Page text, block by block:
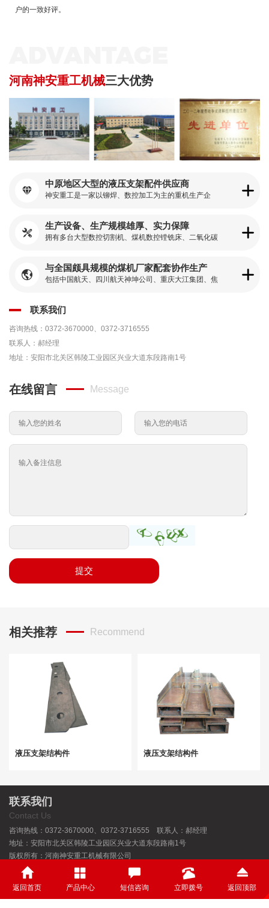
户的一致好评。
河南神安重工机械三大优势

中原地区大型的液压支架配件供应商
神安重工是一家以铆焊、数控加工为主的重机生产企

生产设备、生产规模雄厚、实力保障
拥有多台大型数控切割机、煤机数控镗铣床、二氧化碳

与全国颇具规模的煤机厂家配套协作生产
包括中国航天、四川航天神坤公司、重庆大江集团、焦
联系我们
咨询热线：0372-3670000、0372-3716555
联系人：郝经理
地址：安阳市北关区韩陵工业园区兴业大道东段路南1号
在线留言 Message
提交
相关推荐 Recommend
液压支架结构件 液压支架结构件
联系我们
Contact Us
咨询热线：0372-3670000、0372-3716555 联系人：郝经理
地址：安阳市北关区韩陵工业园区兴业大道东段路南1号
版权所有：河南神安重工机械有限公司
豫ICP备18006546号-3
返回首页
产品中心 短信咨询 立即拨号 返回顶部